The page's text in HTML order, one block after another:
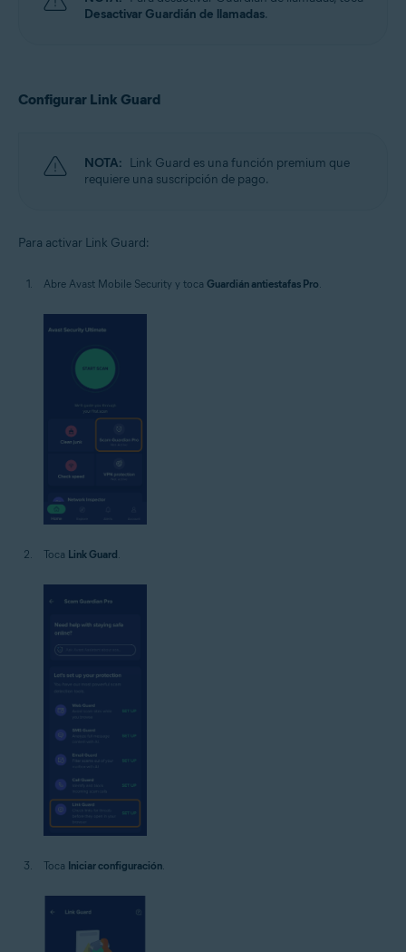
Desactivar Guardián de llamadas.
Configurar Link Guard
NOTA: Link Guard es una función premium que
requiere una suscripción de pago.
Para activar Link Guard:
Abre Avast Mobile Security y toca Guardián antiestafas Pro.
Toca Link Guard.
Toca Iniciar configuración